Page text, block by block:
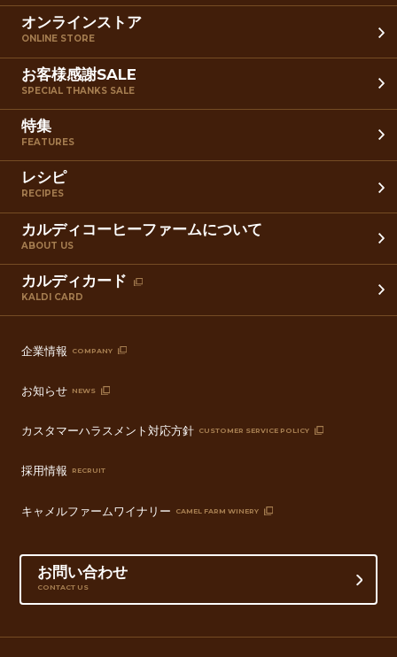
オンラインストア
ONLINE STORE
お客様感謝SALE
SPECIAL THANKS SALE
特集
FEATURES
レシピ
RECIPES
カルディコーヒーファームについて
ABOUT US
カルディカード
KALDI CARD
企業情報 COMPANY
お知らせ NEWS
カスタマーハラスメント対応方針 CUSTOMER SERVICE POLICY
採用情報 RECRUIT
キャメルファームワイナリー CAMEL FARM WINERY
お問い合わせ
CONTACT US